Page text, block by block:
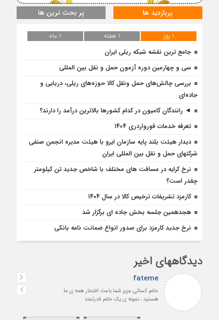
پربازدید ها پر بحث ترین ها
1 روز 1 هفته
1 ماه
جامع ترین نقشه شبکه ریلی ایران
سی و چهارمین دوره آزمون حمل و نقل بین المللی
بررسی چالش‌های حمل ونقل کالا حوزه‌های ریلی، دریایی و
جاده‌ای
◄ رانندگان کامیون در کدام کشورها بالاترین درآمد را دارند؟
تعرفه خدمات فورواردری ۱۴۰4
دیدار هیئت بلند پایه سازمان ایرو با هیئت مدیره انجمن صنفی
شرکتهای حمل و نقل بین المللی ایران
نرخ کرایه در مسافت‌ های مختلف با شاخص جدید تن کیلومتر
چقدر است؟
کارمزد تشریفات ترخیص کالا در سال ۱۴۰۴
هجدهمین جلسه بخش جاده ای برگزار شد
نرخ جدید کارمزد برای صدور انواع ضمانت نامه بانکی
دیدگاههای اخیر
fateme
خانم کسائی عزیز شما باعث افتخار همه ی ما
هستید ، نمونه ی یک خانم قدرتمند